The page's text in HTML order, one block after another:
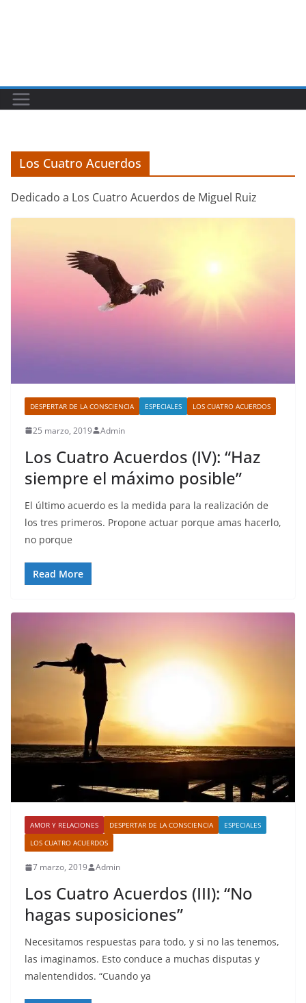
Los Cuatro Acuerdos
Dedicado a Los Cuatro Acuerdos de Miguel Ruiz
DESPERTAR DE LA CONSCIENCIA ESPECIALES LOS CUATRO ACUERDOS
25 marzo, 2019 Admin
Los Cuatro Acuerdos (IV): “Haz
siempre el máximo posible”
El último acuerdo es la medida para la realización de
los tres primeros. Propone actuar porque amas hacerlo,
no porque
Read More
AMOR Y RELACIONES DESPERTAR DE LA CONSCIENCIA
ESPECIALES
LOS CUATRO ACUERDOS
7 marzo, 2019 Admin
Los Cuatro Acuerdos (III): “No
hagas suposiciones”
Necesitamos respuestas para todo, y si no las tenemos,
las imaginamos. Esto conduce a muchas disputas y
malentendidos. “Cuando ya